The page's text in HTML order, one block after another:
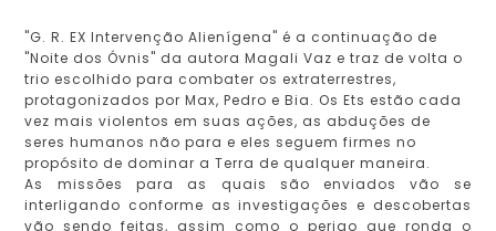
"G. R. EX Intervenção Alienígena" é a continuação de
"Noite dos Óvnis" da autora Magali Vaz e traz de volta o
trio escolhido para combater os extraterrestres,
protagonizados por Max, Pedro e Bia. Os Ets estão cada
vez mais violentos em suas ações, as abduções de
seres humanos não para e eles seguem firmes no
propósito de dominar a Terra de qualquer maneira.
As missões para as quais são enviados vão se
interligando conforme as investigações e descobertas
vão sendo feitas, assim como o perigo que ronda o